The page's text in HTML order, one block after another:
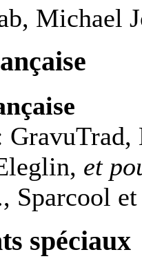
Michael
GravuTrad,
et
Sparcool
spéciaux